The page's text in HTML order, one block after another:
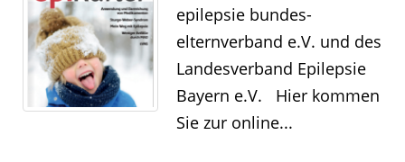
epilepsie bundes-
elternverband e.V. und des
Landesverband Epilepsie
Bayern e.V. Hier kommen
Sie zur online...